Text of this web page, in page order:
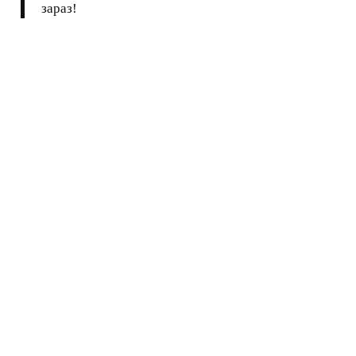
зараз!